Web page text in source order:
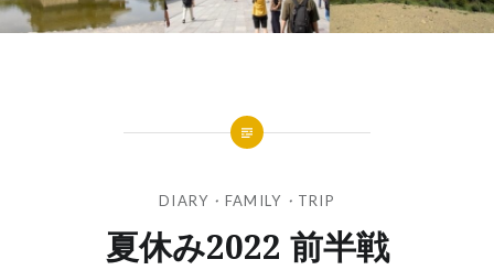
DIARY ・ FAMILY ・ TRIP
夏休み2022 前半戦